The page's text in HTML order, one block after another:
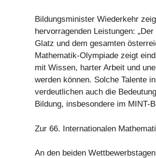
Bildungsminister Wiederkehr
hervorragenden Leistungen:
Glatz und dem gesamten
Mathematik-Olympiade zeigt
mit Wissen, harter Arbeit und
werden können. Solche Talente
verdeutlichen auch die
Bildung, insbesondere im MINT-
Zur 66. Internationalen
An den beiden